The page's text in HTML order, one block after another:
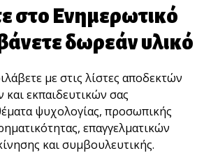
βαριά κουβέντα να λες ότι
είσαι "Δάσκ[...]
στο Ενημερωτικό
δωρεάν υλικό
με στις λίστες αποδεκτών
εκπαιδευτικών σας
ψυχολογίας, προσωπικής
επαγγελματικών
και συμβουλευτικής.